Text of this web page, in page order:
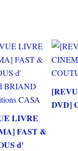
LIVRE
FAST &
d'
DVD]